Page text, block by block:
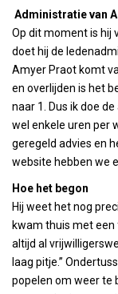
Administratie van
Op dit moment is hij
doet hij de
Amyer Praot komt
en overlijden is het
naar 1. Dus ik doe
wel enkele uren per
geregeld advies en
website hebben we
Hoe het begon
Hij weet het nog
kwam thuis met een
altijd al
laag pitje.”
popelen om weer te